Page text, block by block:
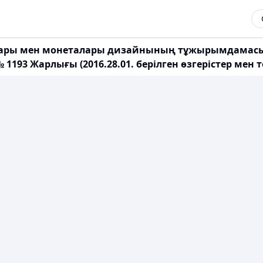
мен монеталары дизайнының
1193 Жарлығы (2016.28.01. берілген өзгерістер